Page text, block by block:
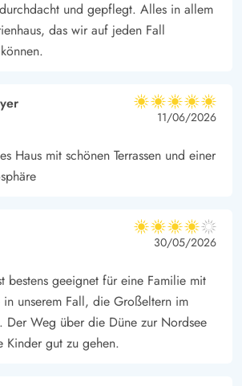
und gepflegt. Alles in allem
das wir auf jeden Fall
5 von 5
5 von 5
5 out of 5
11/06/2026
Haus mit schönen Terrassen und einer
4 von 5
4 von 5
4 out of 5
30/05/2026
bestens geeignet für eine Familie mit
unserem Fall, die Großeltern im
Der Weg über die Düne zur Nordsee
Kinder gut zu gehen.